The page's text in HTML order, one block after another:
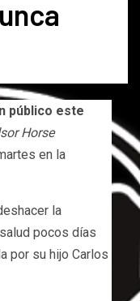
público este
Horse
en la
la
pocos días
por su hijo Carlos